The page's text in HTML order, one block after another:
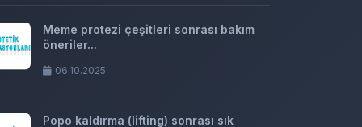
Meme protezi çeşitleri sonrası bakım
öneriler...
06.10.2025
Popo kaldırma (lifting) sonrası sık